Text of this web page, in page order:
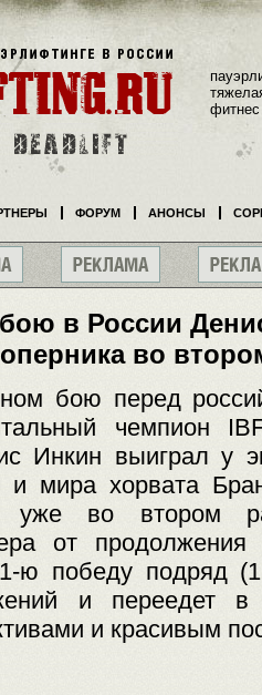
в России
во
бою перед
чемпион
Инкин выиграл у
и мира хорвата
уже во втором
от
ю победу подряд
и переедет
и красивым
фитнес
ФОРУМ АНОНСЫ